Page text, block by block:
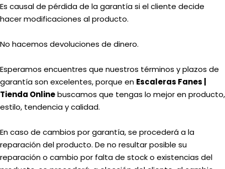
Es causal de pérdida de la garantía si el cliente decide
hacer modificaciones al producto.
No hacemos devoluciones de dinero.
Esperamos encuentres que nuestros términos y plazos de
garantía son excelentes, porque en Escaleras Fanes |
Tienda Onlinebuscamos que tengas lo mejor en producto,
estilo, tendencia y calidad.
En caso de cambios por garantía, se procederá a la
reparación del producto. De no resultar posible su
reparación o cambio por falta de stock o existencias del